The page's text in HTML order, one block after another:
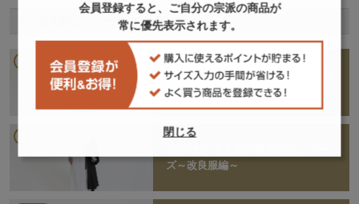
「法衣解説シリーズ」の新着記事
法衣の基礎知識解説シリーズ～道服
編②道服の寸法と生地～
ズ～改良服編～
会員登録すると、ご自分の宗派の商品が
常に優先表示されます。
閉じる